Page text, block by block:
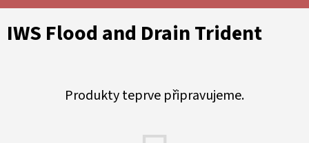
IWS Flood and Drain Trident
Produkty teprve připravujeme.